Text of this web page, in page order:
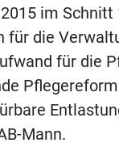
im Schnitt
für die
für die
Mann.